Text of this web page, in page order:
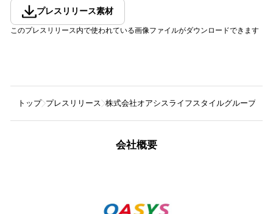
プレスリリース素材
このプレスリリース内で使われている画像ファイルがダウンロードできます
トップ プレスリリース 株式会社オアシスライフスタイルグループ
会社概要